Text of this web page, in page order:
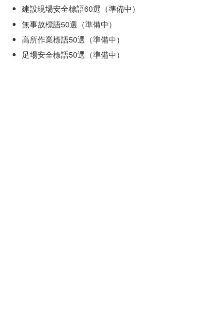
建設現場安全標語60選（準備中）
無事故標語50選（準備中）
高所作業標語50選（準備中）
足場安全標語50選（準備中）